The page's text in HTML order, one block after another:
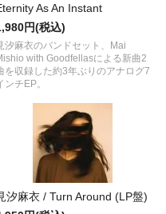
As An Instant
円(税込)
汐麻衣のバンドセット、Mai
with Goodfellasによる新曲2
を収録した約3年ぶりのアナログ7
ンチEP。
汐麻衣 / Turn Around (LP盤)